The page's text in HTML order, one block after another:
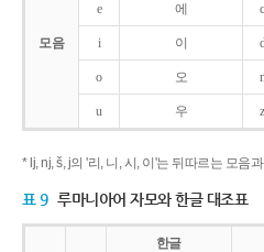
모음
e 에
i 이
o 오
u 우
* lj, nj, š, j의 '리, 니, 시, 이'는 뒤따르는 모음
표 9 루마니아어 자모와 한글 대조표
한글